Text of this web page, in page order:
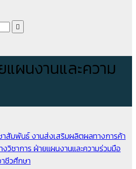
แผนงานและความ
าสัมพันธ์งานส่งเสริมผลิตผลทางการค้า
วิชาการ ฝ่ายแผนงานและความร่วมมือ
ชีวศึกษา